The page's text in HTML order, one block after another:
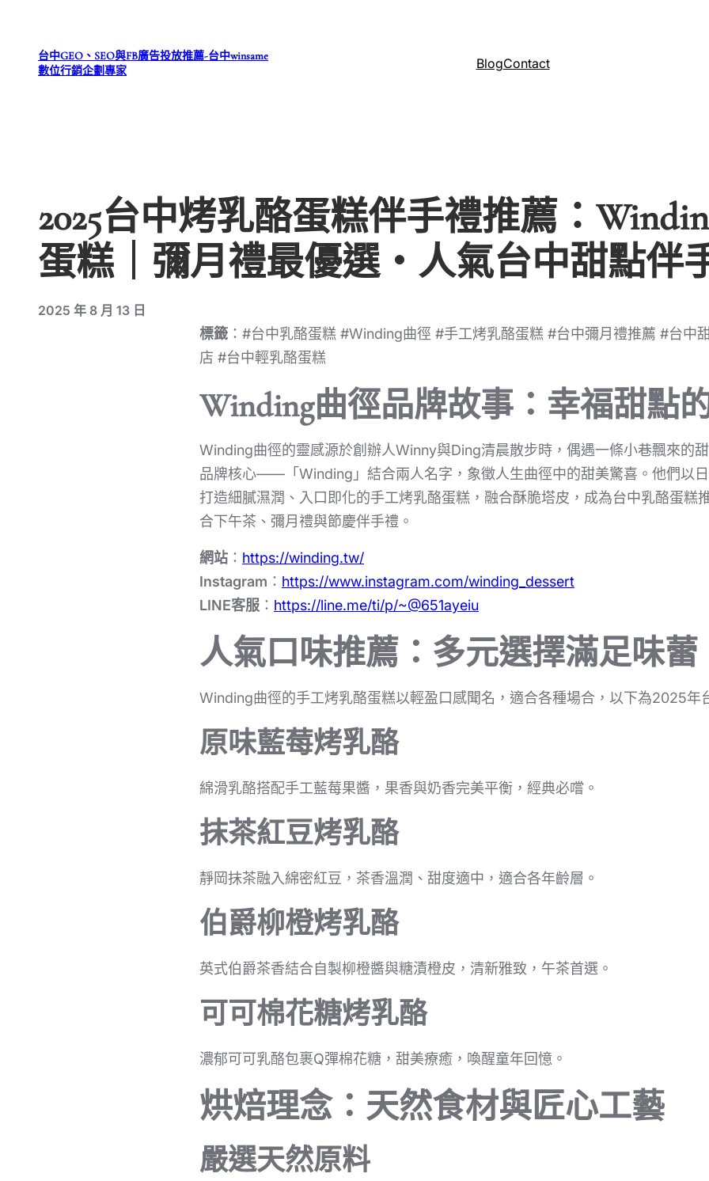
台中GEO、SEO與FB廣告投放推薦-台中winsame
數位行銷企劃專家
BlogContact
2025台中烤乳酪蛋糕伴手禮推薦：
蛋糕｜彌月禮最優選・人氣台中甜點伴
2025 年 8 月 13 日
標籤 ：#台中乳酪蛋糕 #Winding曲徑 #手工烤乳酪蛋糕 #台中彌月禮推薦 #台中
店 #台中輕乳酪蛋糕
Winding曲徑品牌故事：幸福甜點
Winding曲徑的靈感源於創辦人Winny與Ding清晨散步時，偶遇一條小巷飄來的
品牌核心——「Winding」結合兩人名字，象徵人生曲徑中的甜美驚喜。他們以日
打造細膩濕潤、入口即化的手工烤乳酪蛋糕，融合酥脆塔皮，成為台中乳酪蛋糕
合下午茶、彌月禮與節慶伴手禮。
網站 ： https://winding.tw/
Instagram ： https://www.instagram.com/winding_dessert
LINE客服 ： https://line.me/ti/p/~@651ayeiu
人氣口味推薦：多元選擇滿足味蕾
Winding曲徑的手工烤乳酪蛋糕以輕盈口感聞名，適合各種場合，以下為2025年
原味藍莓烤乳酪
綿滑乳酪搭配手工藍莓果醬，果香與奶香完美平衡，經典必嚐。
抹茶紅豆烤乳酪
靜岡抹茶融入綿密紅豆，茶香溫潤、甜度適中，適合各年齡層。
伯爵柳橙烤乳酪
英式伯爵茶香結合自製柳橙醬與糖漬橙皮，清新雅致，午茶首選。
可可棉花糖烤乳酪
濃郁可可乳酪包裹Q彈棉花糖，甜美療癒，喚醒童年回憶。
烘焙理念：天然食材與匠心工藝
嚴選天然原料